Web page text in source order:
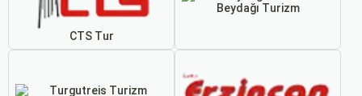
CTS Tur
Beydağı Turizm